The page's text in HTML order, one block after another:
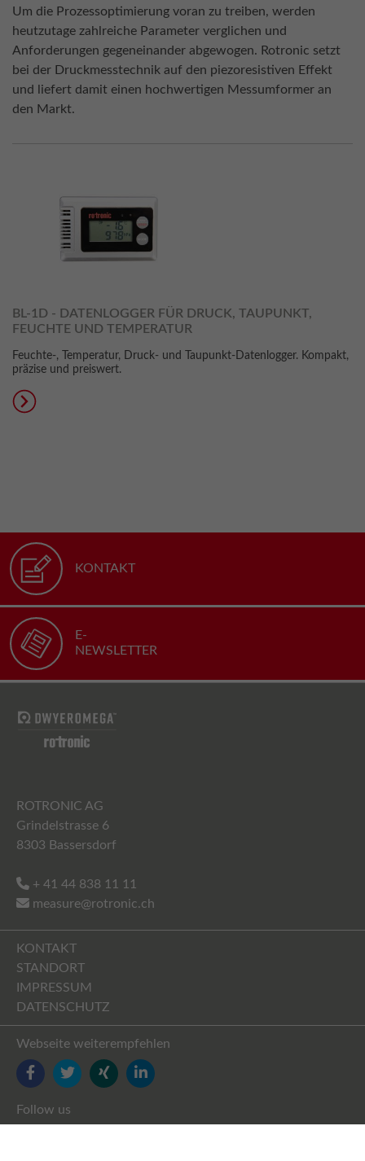
Um die Prozessoptimierung voran zu treiben, werden
heutzutage zahlreiche Parameter verglichen und
Anforderungen gegeneinander abgewogen. Rotronic setzt
bei der Druckmesstechnik auf den piezoresistiven Effekt
und liefert damit einen hochwertigen Messumformer an
den Markt.
BL-1D - DATENLOGGER FÜR DRUCK, TAUPUNKT,
FEUCHTE UND TEMPERATUR
Feuchte-, Temperatur, Druck- und Taupunkt-Datenlogger. Kompakt,
präzise und preiswert.
KONTAKT
E-
NEWSLETTER
ROTRONIC AG
Grindelstrasse 6
8303 Bassersdorf
+ 41 44 838 11 11
measure@rotronic.ch
KONTAKT
STANDORT
IMPRESSUM
DATENSCHUTZ
Webseite weiterempfehlen
FACEBOOK
TWITTERYOUTUBELINKEDIN
Follow us